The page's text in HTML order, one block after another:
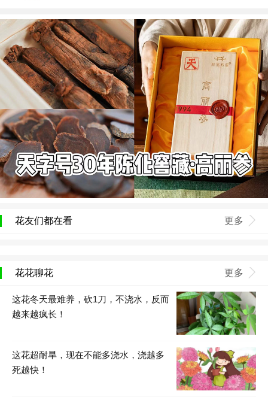
花友们都在看 更多
花花聊花 更多
这花冬天最难养，砍1刀，不浇水，反而
越来越疯长！
这花超耐旱，现在不能多浇水，浇越多
死越快！